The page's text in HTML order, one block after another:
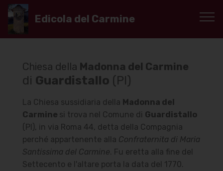
Edicola del Carmine
Chiesa della Madonna del Carmine
di Guardistallo (PI)
La Chiesa sussidiaria della Madonna del
Carmine si trova nel Comune di Guardistallo
(PI), in via Roma 44, detta della Compagnia
perché appartenente alla Confraternita di Maria
Santissima del Carmine. Fu eretta alla fine del
Settecento e l'altare porta la data del 1770.